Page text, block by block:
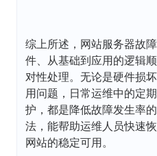
综上所述，网站服务器故
件、从基础到应用的逻辑
对性处理。无论是硬件损
用问题，日常运维中的定
护，都是降低故障发生率
法，能帮助运维人员快速
网站的稳定可用。